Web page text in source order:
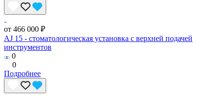
от 466 000 ₽
AJ 15 - стоматологическая установка с верхней подачей
инструментов
0
0
Подробнее